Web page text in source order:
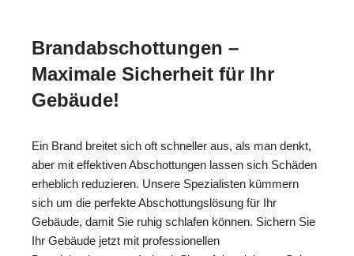
Brandabschottungen –
Maximale Sicherheit für Ihr
Gebäude!
Ein Brand breitet sich oft schneller aus, als man denkt,
aber mit effektiven Abschottungen lassen sich Schäden
erheblich reduzieren. Unsere Spezialisten kümmern
sich um die perfekte Abschottungslösung für Ihr
Gebäude, damit Sie ruhig schlafen können. Sichern Sie
Ihr Gebäude jetzt mit professionellen